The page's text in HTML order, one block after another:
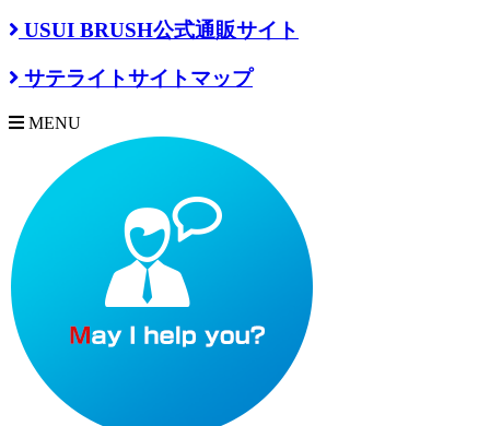
USUI BRUSH公式通販サイト
サテライトサイトマップ
MENU